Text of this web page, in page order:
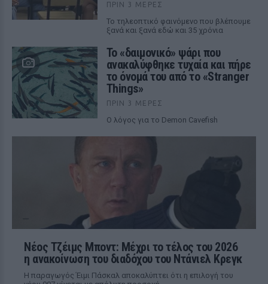
ΠΡΙΝ 3 ΜΈΡΕΣ
Το τηλεοπτικό φαινόμενο που βλέπουμε
ξανά και ξανά εδώ και 35 χρόνια
Το «δαιμονικό» ψάρι που
ανακαλύφθηκε τυχαία και πήρε
το όνομά του από το «Stranger
Things»
ΠΡΙΝ 3 ΜΈΡΕΣ
Ο λόγος για το Demon Cavefish
Νέος Τζέιμς Μποντ: Μέχρι το τέλος του 2026
η ανακοίνωση του διαδόχου του Ντάνιελ Κρεγκ
Η παραγωγός Έιμι Πάσκαλ αποκαλύπτει ότι η επιλογή του